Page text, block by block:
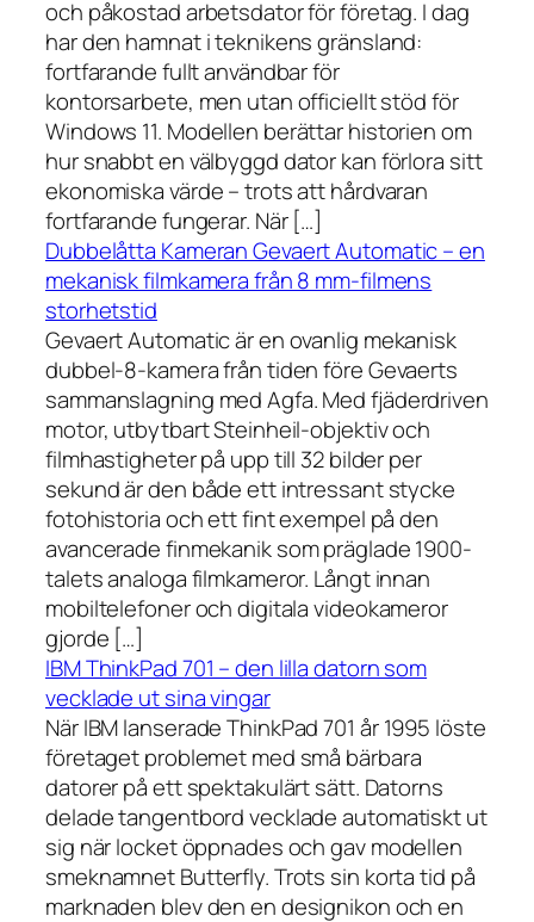
och påkostad arbetsdator för företag. I dag
har den hamnat i teknikens gränsland:
fortfarande fullt användbar för
kontorsarbete, men utan officiellt stöd för
Windows 11. Modellen berättar historien om
hur snabbt en välbyggd dator kan förlora sitt
ekonomiska värde – trots att hårdvaran
fortfarande fungerar. När […]
Dubbelåtta Kameran Gevaert Automatic – en
mekanisk filmkamera från 8 mm-filmens
storhetstid
Gevaert Automatic är en ovanlig mekanisk
dubbel-8-kamera från tiden före Gevaerts
sammanslagning med Agfa. Med fjäderdriven
motor, utbytbart Steinheil-objektiv och
filmhastigheter på upp till 32 bilder per
sekund är den både ett intressant stycke
fotohistoria och ett fint exempel på den
avancerade finmekanik som präglade 1900-
talets analoga filmkameror. Långt innan
mobiltelefoner och digitala videokameror
gjorde […]
IBM ThinkPad 701 – den lilla datorn som
vecklade ut sina vingar
När IBM lanserade ThinkPad 701 år 1995 löste
företaget problemet med små bärbara
datorer på ett spektakulärt sätt. Datorns
delade tangentbord vecklade automatiskt ut
sig när locket öppnades och gav modellen
smeknamnet Butterfly. Trots sin korta tid på
marknaden blev den en designikon och en